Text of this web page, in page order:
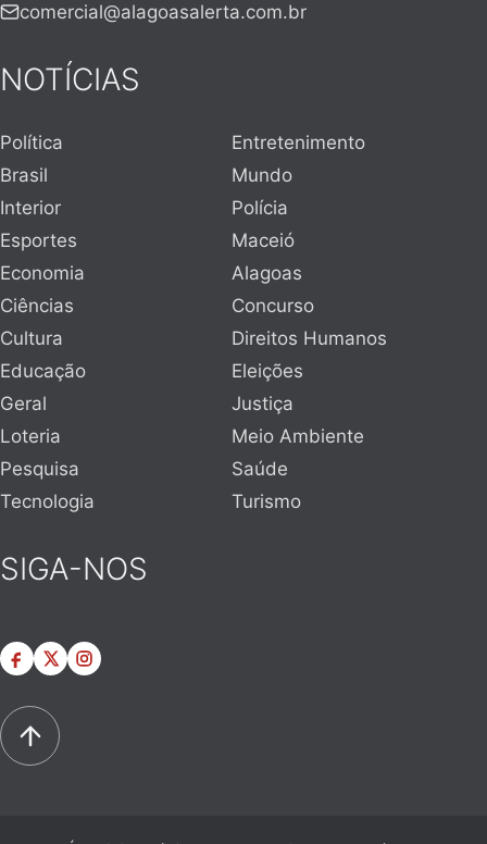
comercial@alagoasalerta.com.br
NOTÍCIAS
Política
Entretenimento
Brasil
Mundo
Interior
Polícia
Esportes
Maceió
Economia
Alagoas
Ciências
Concurso
Cultura
Direitos Humanos
Educação
Eleições
Geral
Justiça
Loteria
Meio Ambiente
Pesquisa
Saúde
Tecnologia
Turismo
SIGA-NOS